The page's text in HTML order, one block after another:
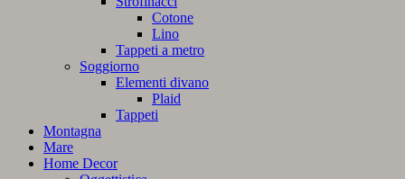
Cotone
Lino
Tappeti a metro
Soggiorno
Elementi divano
Plaid
Tappeti
Montagna
Mare
Home Decor